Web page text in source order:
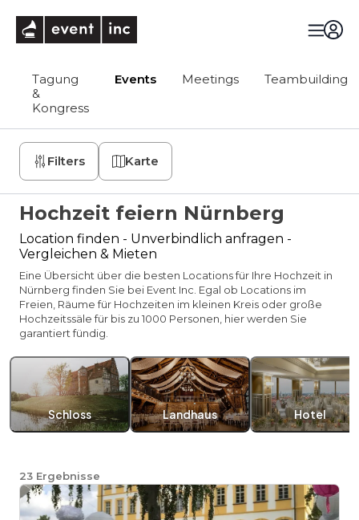
Tagung
&
Kongress
Events Meetings Teambuilding
Filters Karte
Hochzeit feiern Nürnberg
Location finden - Unverbindlich anfragen -
Vergleichen & Mieten
Eine Übersicht über die besten Locations für Ihre Hochzeit in
Nürnberg finden Sie bei Event Inc. Egal ob Locations im
Freien, Räume für Hochzeiten im kleinen Kreis oder große
Hochzeitssäle für bis zu 1000 Personen, hier werden Sie
garantiert fündig.
Schloss Landhaus Hotel
23 Ergebnisse